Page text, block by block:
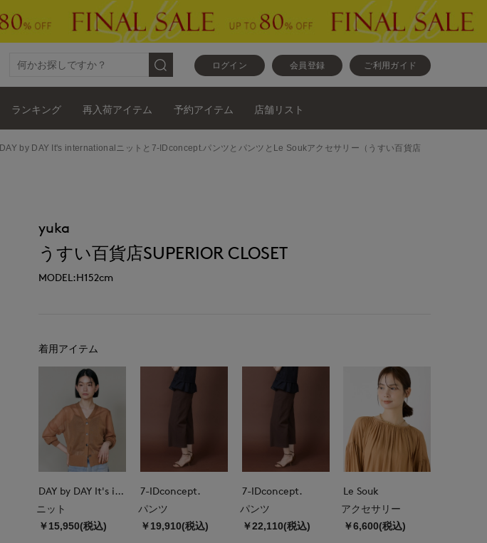
ログイン 会員登録 ご利用ガイド
ランキング 再入荷アイテム 予約アイテム 店舗リスト
DAY by DAY It's internationalニットと7-IDconcept.パンツとパンツとLe Soukアクセサリー（うすい百貨店
yuka
うすい百貨店SUPERIOR CLOSET
MODEL:H152cm
着用アイテム
DAY by DAY It's international
ニット
￥15,950(税込)
7-IDconcept.
パンツ
￥19,910(税込)
7-IDconcept.
パンツ
￥22,110(税込)
Le Souk
アクセサリー
￥6,600(税込)